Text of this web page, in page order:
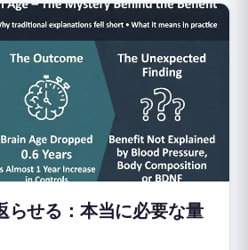
らせる：本当に必要な量